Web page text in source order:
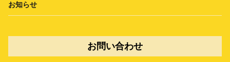
お知らせ
お問い合わせ